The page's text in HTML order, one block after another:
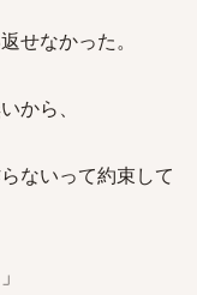
せなかった。
から、
ないって約束して